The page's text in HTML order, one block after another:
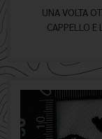
UNA VOLTA
CAPPELLO E